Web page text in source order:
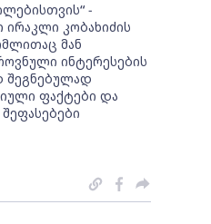
-
კობახიძის
მან
ინტერესების
შეგნებულად
ფაქტები და